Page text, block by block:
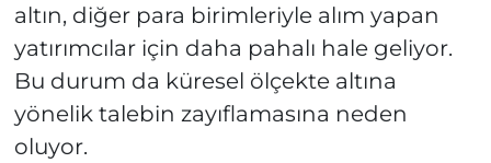
altın, diğer para birimleriyle alım yapan
yatırımcılar için daha pahalı hale geliyor.
Bu durum da küresel ölçekte altına
yönelik talebin zayıflamasına neden
oluyor.